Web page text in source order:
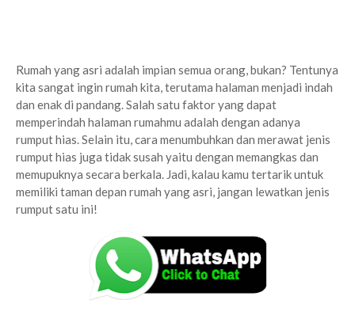
Rumah yang asri adalah impian semua orang, bukan? Tentunya
kita sangat ingin rumah kita, terutama halaman menjadi indah
dan enak di pandang. Salah satu faktor yang dapat
memperindah halaman rumahmu adalah dengan adanya
rumput hias. Selain itu, cara menumbuhkan dan merawat jenis
rumput hias juga tidak susah yaitu dengan memangkas dan
memupuknya secara berkala. Jadi, kalau kamu tertarik untuk
memiliki taman depan rumah yang asri, jangan lewatkan jenis
rumput satu ini!